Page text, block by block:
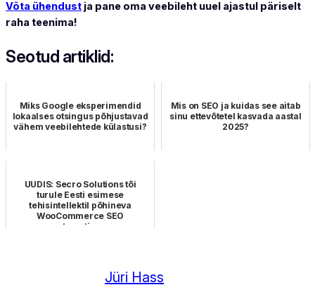
Võta ühendust ja pane oma veebileht uuel ajastul päriselt
raha teenima!
Seotud artiklid:
Miks Google eksperimendid
lokaalses otsingus põhjustavad
vähem veebilehtede külastusi?
Mis on SEO ja kuidas see aitab
sinu ettevõtetel kasvada aastal
2025?
UUDIS: Secro Solutions tõi
turule Eesti esimese
tehisintellektil põhineva
WooCommerce SEO
automatise…
Jüri Hass